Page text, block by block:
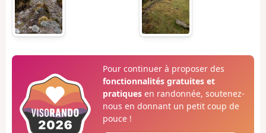
Pour continuer à proposer des
fonctionnalités gratuites et
pratiquesen randonnée, soutenez-
nous en donnant un petit coup de
pouce !